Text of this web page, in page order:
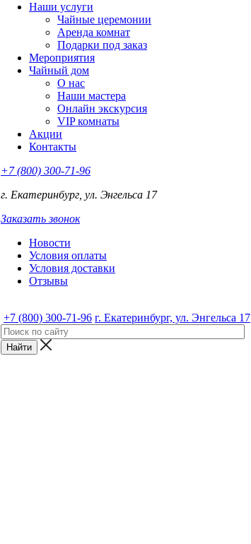
Наши услуги
Чайные церемонии
Аренда комнат
Подарки под заказ
Мероприятия
Чайный дом
О нас
Наши мастера
Онлайн экскурсия
VIP комнаты
Акции
Контакты
+7 (800) 300-71-96
г. Екатеринбург, ул. Энгельса 17
Заказать звонок
Новости
Условия оплаты
Условия доставки
Отзывы
+7 (800) 300-71-96 г. Екатеринбург, ул. Энгельса 17